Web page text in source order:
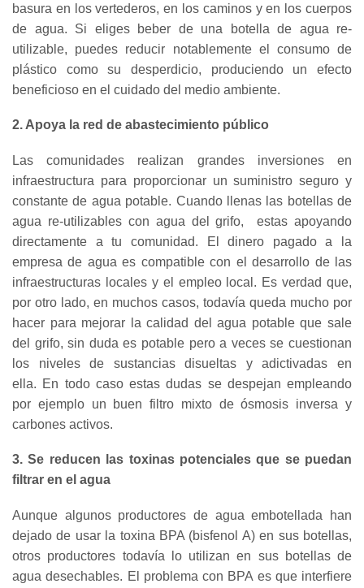
basura en los vertederos, en los caminos y en los cuerpos
de agua. Si eliges beber de una botella de agua re-
utilizable, puedes reducir notablemente el consumo de
plástico como su desperdicio, produciendo un efecto
beneficioso en el cuidado del medio ambiente.
2. Apoya la red de abastecimiento público
Las comunidades realizan grandes inversiones en
infraestructura para proporcionar un suministro seguro y
constante de agua potable. Cuando llenas las botellas de
agua re-utilizables con agua del grifo, estas apoyando
directamente a tu comunidad. El dinero pagado a la
empresa de agua es compatible con el desarrollo de las
infraestructuras locales y el empleo local. Es verdad que,
por otro lado, en muchos casos, todavía queda mucho por
hacer para mejorar la calidad del agua potable que sale
del grifo, sin duda es potable pero a veces se cuestionan
los niveles de sustancias disueltas y adictivadas en
ella. En todo caso estas dudas se despejan empleando
por ejemplo un buen filtro mixto de ósmosis inversa y
carbones activos.
3. Se reducen las toxinas potenciales que se puedan
filtrar en el agua
Aunque algunos productores de agua embotellada han
dejado de usar la toxina BPA (bisfenol A) en sus botellas,
otros productores todavía lo utilizan en sus botellas de
agua desechables. El problema con BPA es que interfiere